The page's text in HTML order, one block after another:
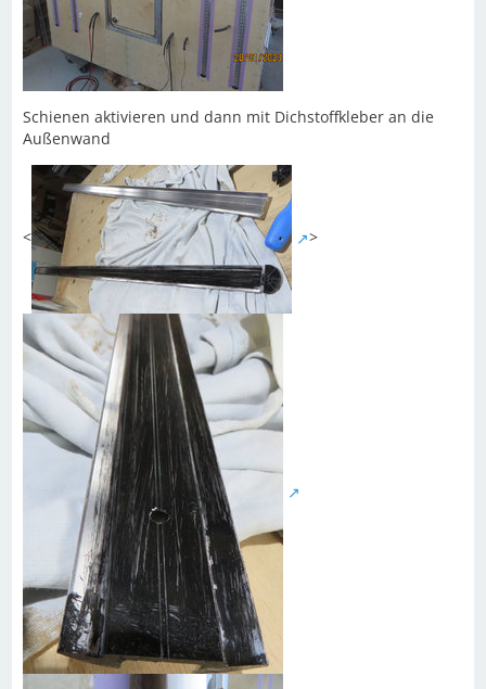
Schienen aktivieren und dann mit Dichstoffkleber an die
Außenwand
< >